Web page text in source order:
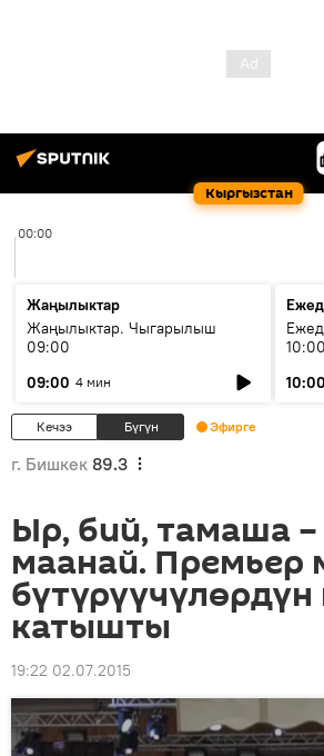
Кыргызстан
00:00
Жаңылыктар
Жаңылыктар. Чыгарылыш
09:00
09:00 4 мин
10:00
10:00
Кечээ Бүгүн Эфирге
г. Бишкек 89.3
Ыр, бий, тамаша
маанай. Премьер
бүтүрүүчүлөрдүн
катышты
19:22 02.07.2015